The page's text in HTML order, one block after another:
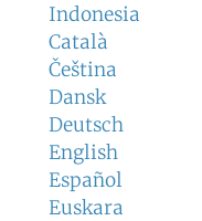
Indonesia
Català
Čeština
Dansk
Deutsch
English
Español
Euskara